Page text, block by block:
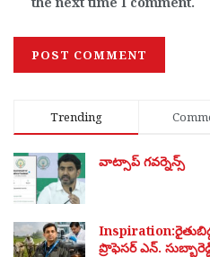
Trending
వాట్సాప్ గవర్నెన్స్
ప్రొఫెసర్ ఎన్.